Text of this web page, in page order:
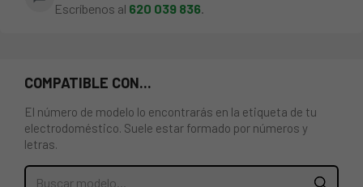
Escríbenos al 620 039 836.
COMPATIBLE CON...
El número de modelo lo encontrarás en la etiqueta de tu
electrodoméstico. Suele estar formado por números y
letras.